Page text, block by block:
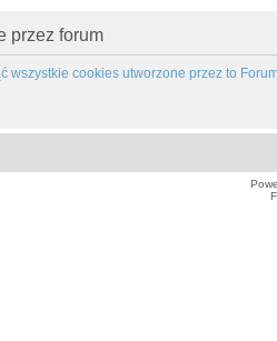
przez forum
wszystkie cookies utworzone przez to